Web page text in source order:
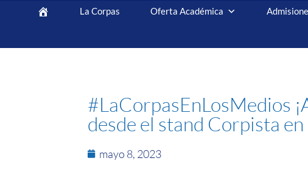
La Corpas Oferta Académica
#LaCorpasEnLosMedios
desde el stand Corpista
mayo 8, 2023